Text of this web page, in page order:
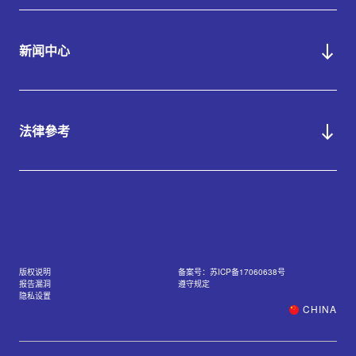
新闻中心
法律參考
版权说明
备案号：苏ICP备17060638号
报告漏洞
遵守规定
隐私设置
CHINA